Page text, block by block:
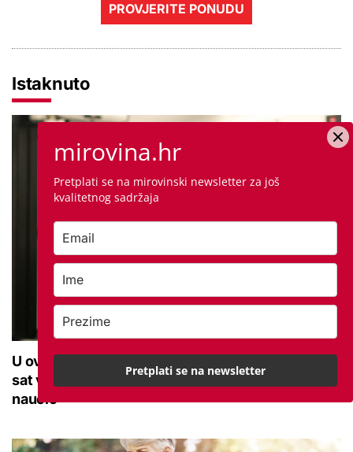
PROVJERITE PONUDU
Istaknuto
U ovoj optici rade najdetaljniji pregled vida, traje
sat vremena: Bila sam na njemu, evo što me
naučio
mirovina.hr
Pretplati se na mirovinski newsletter za još
kvalitetnog sadržaja
Pretplati se na newsletter